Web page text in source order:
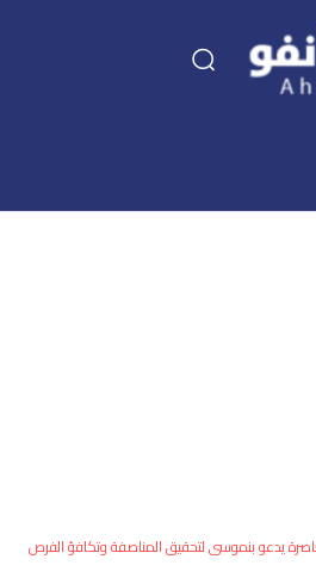
اقتصاد
العالم
يدعو بنموسى لتحقيق المناصفة وتكافؤ الفرص